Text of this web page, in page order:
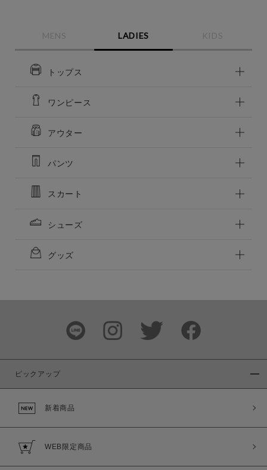
この条件で絞り込む
MENS LADIES KIDS
トップス
ワンピース
アウター
パンツ
スカート
シューズ
グッズ
ピックアップ
新着商品
WEB限定商品